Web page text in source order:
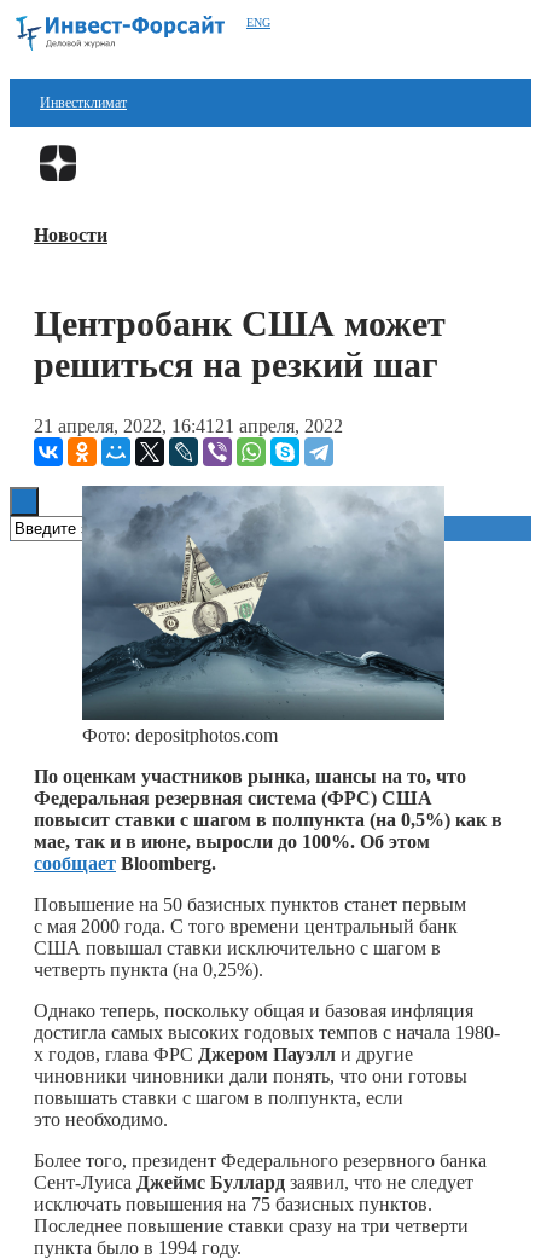
ENG
Инвестклимат
Финансы
Блокчейн
Технологии
Книги
Новости
Центробанк США может
решиться на резкий шаг
21 апреля, 2022, 16:41 21 апреля, 2022
Фото: depositphotos.com
По оценкам участников рынка, шансы на то, что
Федеральная резервная система (ФРС) США
повысит ставки с шагом в полпункта (на 0,5%) как в
мае, так и в июне, выросли до 100%. Об этом
сообщает Bloomberg.
Повышение на 50 базисных пунктов станет первым
с мая 2000 года. С того времени центральный банк
США повышал ставки исключительно с шагом в
четверть пункта (на 0,25%).
Однако теперь, поскольку общая и базовая инфляция
достигла самых высоких годовых темпов с начала 1980-
х годов, глава ФРС Джером Пауэлл и другие
чиновники чиновники дали понять, что они готовы
повышать ставки с шагом в полпункта, если
это необходимо.
Более того, президент Федерального резервного банка
Сент-Луиса Джеймс Буллард заявил, что не следует
исключать повышения на 75 базисных пунктов.
Последнее повышение ставки сразу на три четверти
пункта было в 1994 году.